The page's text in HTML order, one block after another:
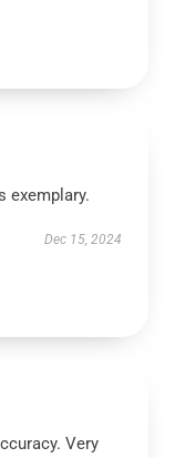
exemplary.
Dec 15, 2024
Very